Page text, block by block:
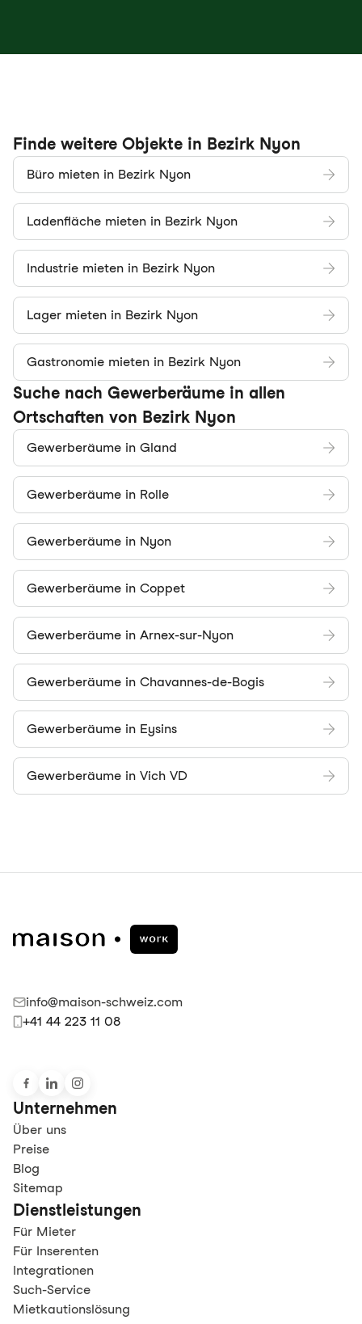
Finde weitere Objekte in Bezirk Nyon
Büro mieten in Bezirk Nyon
Ladenfläche mieten in Bezirk Nyon
Industrie mieten in Bezirk Nyon
Lager mieten in Bezirk Nyon
Gastronomie mieten in Bezirk Nyon
Suche nach Gewerberäume in allen
Ortschaften von Bezirk Nyon
Gewerberäume in Gland
Gewerberäume in Rolle
Gewerberäume in Nyon
Gewerberäume in Coppet
Gewerberäume in Arnex-sur-Nyon
Gewerberäume in Chavannes-de-Bogis
Gewerberäume in Eysins
Gewerberäume in Vich VD
info@maison-schweiz.com
+41 44 223 11 08
Unternehmen
Über uns
Preise
Blog
Sitemap
Dienstleistungen
Für Mieter
Für Inserenten
Integrationen
Such-Service
Mietkautionslösung